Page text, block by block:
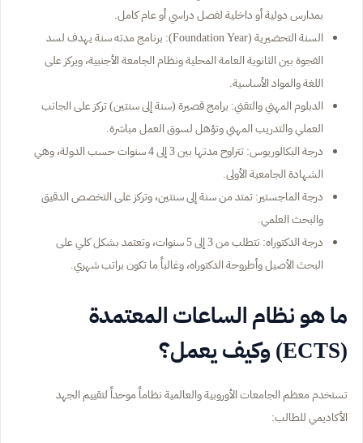
بمدارس دولية أو داخلية لفصل دراسي أو عام كامل.
السنة التحضيرية (Foundation Year): برنامج مدته سنة يهدف لسد
الفجوة بين الثانوية العامة المحلية ونظام الجامعة الأجنبية، ويركز على
اللغة والمواد الأساسية.
الدبلوم المهني والتقني: برامج قصيرة (سنة إلى سنتين) تركز على الجانب
العملي والتدريب المهني وتؤهل لسوق العمل مباشرة.
درجة البكالوريوس: تتراوح مدتها بين 3 إلى 4 سنوات حسب الدولة، وهي
الشهادة الجامعية الأولى.
درجة الماجستير: تمتد من سنة إلى سنتين، وتركز على التخصص الدقيق
والبحث العلمي.
درجة الدكتوراه: تتطلب من 3 إلى 5 سنوات، وتعتمد بشكل كلي على
البحث الأصيل وأطروحة الدكتوراه، وغالباً ما تكون براتب شهري.
ما هو نظام الساعات المعتمدة
(ECTS) وكيف يعمل؟
تستخدم معظم الجامعات الأوروبية والعالمية نظاماً موحداً لتقييم الجهد
الأكاديمي للطالب: